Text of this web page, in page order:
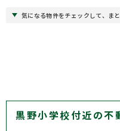
気になる物件をチェックして、ま
黒野小学校付近の不